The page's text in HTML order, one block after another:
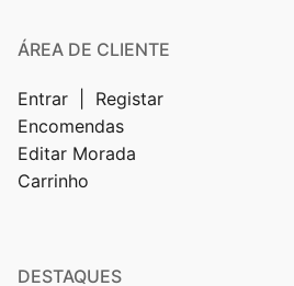
ÁREA DE CLIENTE
Entrar | Registar
Encomendas
Editar Morada
Carrinho
DESTAQUES